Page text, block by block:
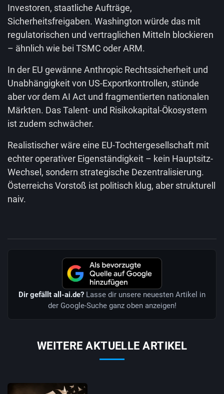
Investoren, staatliche Aufträge,
Sicherheitsfreigaben. Washington würde das mit
regulatorischen und vertraglichen Mitteln blockieren
– ähnlich wie bei TSMC oder ARM.
In der EU gewänne Anthropic Rechtssicherheit und
Unabhängigkeit von US-Exportkontrollen, stünde
aber vor dem AI Act und fragmentierten nationalen
Märkten. Das Talent- und Risikokapital-Ökosystem
ist zudem schwächer.
Realistischer wäre eine EU-Tochtergesellschaft mit
echter operativer Eigenständigkeit – kein Hauptsitz-
Wechsel, sondern strategische Dezentralisierung.
Österreichs Vorstoß ist politisch klug, aber strukturell
naiv.
Dir gefällt all-ai.de? Lasse dir unsere neuesten Artikel in
der Google-Suche ganz oben anzeigen!
WEITERE AKTUELLE ARTIKEL